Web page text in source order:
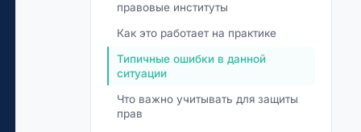
правовые институты
Как это работает на практике
Типичные ошибки в данной
ситуации
Что важно учитывать для защиты
прав